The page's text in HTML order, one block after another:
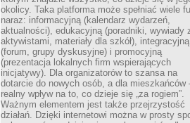
okolicy. Taka platforma może spełniać wiele
naraz: informacyjną (kalendarz wydarzeń,
aktualności), edukacyjną (poradniki, wywiady
aktywistami, materiały dla szkół), integracyjną
(forum, grupy dyskusyjne) i promocyjną
(prezentacja lokalnych firm wspierających
inicjatywy). Dla organizatorów to szansa na
dotarcie do nowych osób, a dla mieszkańców
realny wpływ na to, co dzieje się „za rogiem”.
Ważnym elementem jest także przejrzystość
działań. Dzięki internetowi można w prosty